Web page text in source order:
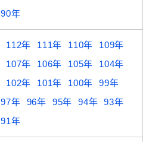
90年
112年 111年 110年
109年
107年 106年 105年
104年
102年 101年 100年
99年
97年 96年 95年 94年
93年
91年